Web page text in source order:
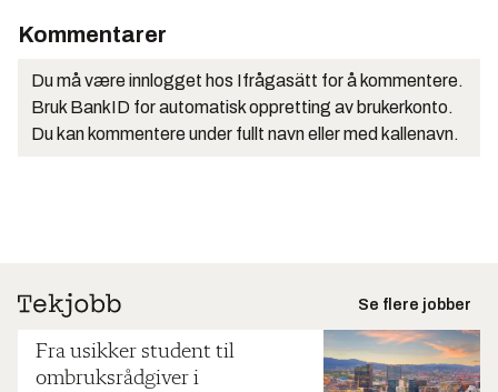
Kommentarer
Du må være innlogget hos Ifrågasätt for å kommentere.
Bruk BankID for automatisk oppretting av brukerkonto.
Du kan kommentere under fullt navn eller med kallenavn.
Se flere jobber
Fra usikker student til
ombruksrådgiver i